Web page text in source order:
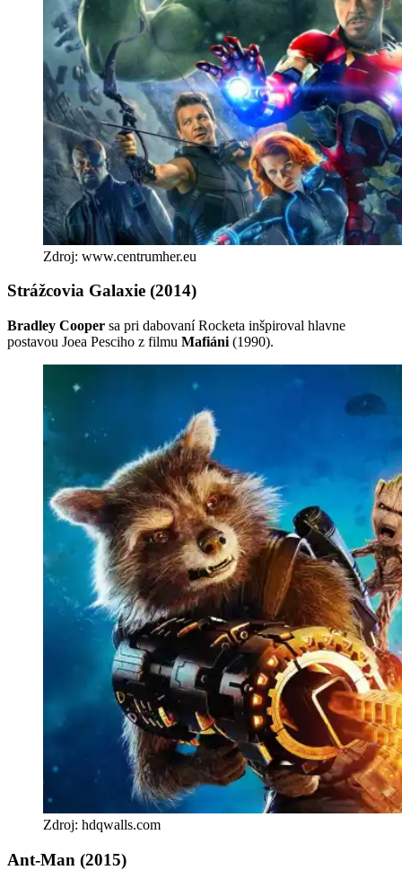
Zdroj: www.centrumher.eu
Strážcovia Galaxie (2014)
Bradley Cooper sa pri dabovaní Rocketa inšpiroval hlavne
postavou Joea Pesciho z filmu Mafiáni (1990).
Zdroj: hdqwalls.com
Ant-Man (2015)